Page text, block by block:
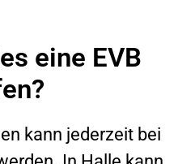
eine EVB
kann jederzeit bei